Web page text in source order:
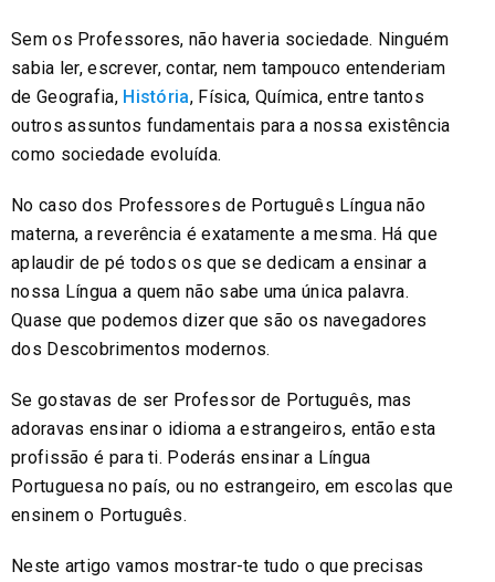
Sem os Professores, não haveria sociedade. Ninguém
sabia ler, escrever, contar, nem tampouco entenderiam
de Geografia, História, Física, Química, entre tantos
outros assuntos fundamentais para a nossa existência
como sociedade evoluída.
No caso dos Professores de Português Língua não
materna, a reverência é exatamente a mesma. Há que
aplaudir de pé todos os que se dedicam a ensinar a
nossa Língua a quem não sabe uma única palavra.
Quase que podemos dizer que são os navegadores
dos Descobrimentos modernos.
Se gostavas de ser Professor de Português, mas
adoravas ensinar o idioma a estrangeiros, então esta
profissão é para ti. Poderás ensinar a Língua
Portuguesa no país, ou no estrangeiro, em escolas que
ensinem o Português.
Neste artigo vamos mostrar-te tudo o que precisas